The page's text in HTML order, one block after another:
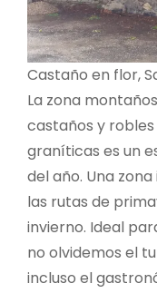
Castaño en flor,
La zona
castaños y
graníticas es un
del año. Una
las rutas de
invierno. Ideal
no olvidemos el
incluso el